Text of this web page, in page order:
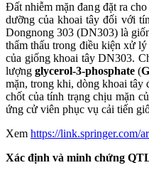
Đất nhiễm mặn đang đặt ra
dưỡng của khoai tây đối với
Dongnong 303 (DN303) là
thẩm thấu trong điều kiện xử
của giống khoai tây DN303.
lượng glycerol-3-phosphate (
mặn, trong khi, dòng khoai tây
chốt của tính trạng chịu mặn
ứng cử viên phục vụ cải tiến
Xem https://link.springer.com/
Xác định và minh chứng